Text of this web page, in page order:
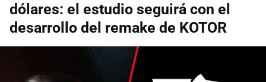
dólares: el estudio seguirá con el
desarrollo del remake de KOTOR